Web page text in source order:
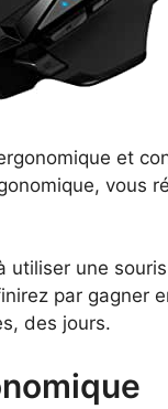
et
vous
une
par gagner
des jours.